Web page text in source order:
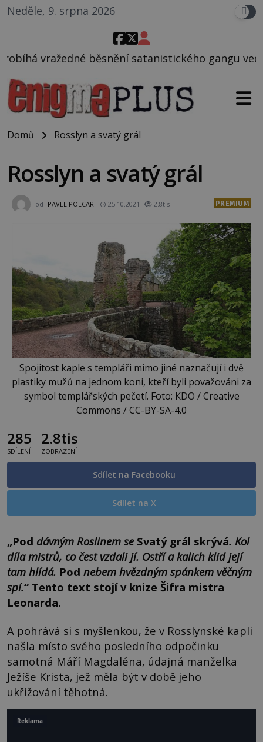
Neděle, 9. srpna 2026
satanistického gangu vedeného Charlesem
Domů Rosslyn a svatý grál
Rosslyn a svatý grál
od PAVEL POLCAR 25.10.2021 2.8tis PREMIUM
Spojitost kaple s templáři mimo jiné naznačují i dvě
plastiky mužů na jednom koni, kteří byli považováni za
symbol templářských pečetí. Foto: KDO / Creative
Commons / CC-BY-SA-4.0
285
SDÍLENÍ
2.8tis
ZOBRAZENÍ
Sdílet na Facebooku
Sdílet na X
„Pod dávným Roslinem se Svatý grál skrývá. Kol
díla mistrů, co čest vzdali jí. Ostří a kalich klid její
tam hlídá. Pod nebem hvězdným spánkem věčným
spí.“ Tento text stojí v knize Šifra mistra
Leonarda.
A pohrává si s myšlenkou, že v Rosslynské kapli
našla místo svého posledního odpočinku
samotná Máří Magdaléna, údajná manželka
Ježíše Krista, jež měla být v době jeho
ukřižování těhotná.
Reklama